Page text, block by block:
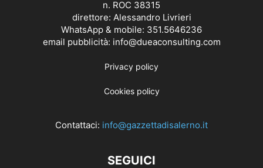
n. ROC 38315
direttore: Alessandro Livrieri
WhatsApp & mobile: 351.5646236
email pubblicità: info@dueaconsulting.com
Privacy policy
Cookies policy
Contattaci: info@gazzettadisalerno.it
SEGUICI